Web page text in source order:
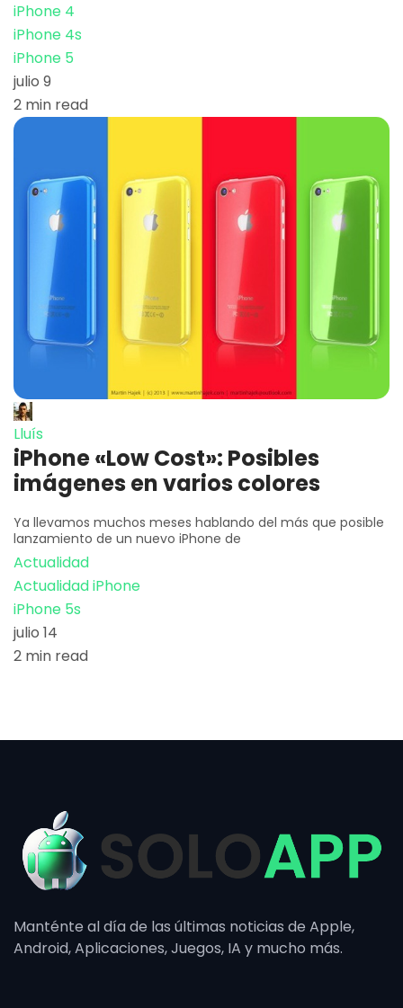
iPhone 4
iPhone 4s
iPhone 5
julio 9
2 min read
Lluís
iPhone «Low Cost»: Posibles
imágenes en varios colores
Ya llevamos muchos meses hablando del más que posible
lanzamiento de un nuevo iPhone de
Actualidad
Actualidad iPhone
iPhone 5s
julio 14
2 min read
Manténte al día de las últimas noticias de Apple,
Android, Aplicaciones, Juegos, IA y mucho más.